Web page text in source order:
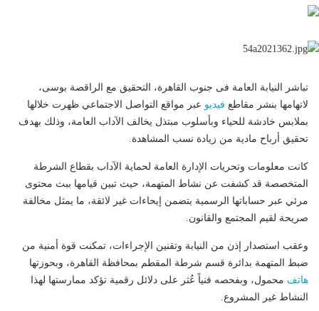
تباشر النيابة العامة فى جنوب القاهرة، التحقيق مع الراقصة بوسى،
لاتهامها بنشر مقاطع فيديو عبر مواقع التواصل الاجتماعي ظهرت خلالها
بملابس خادشة للحياء وبأسلوب مبتذل يخالف الآداب العامة، وذلك بهدف
تحقيق أرباح مادية من زيادة نسب المشاهدة.
كانت معلومات وتحريات الإدارة العامة لحماية الآداب بقطاع الشرطة
المتخصصة قد كشفت عن نشاط المتهمة، حيث تبين قيامها ببث محتوى
مرئي عبر حساباتها الرسمية يتضمن إيحاءات غير لائقة، ما يمثل مخالفة
صريحة لقيم المجتمع والقانون.
وعقب استصدار إذن من النيابة وتقنين الإجراءات، تمكنت قوة أمنية من
ضبط المتهمة بدائرة قسم شرطة المقطم بمحافظة القاهرة، وبحوزتها
هاتف محمول، وبفحصه فنياً عُثر على دلائل رقمية تؤكد ممارستها لهذا
النشاط غير المشروع.